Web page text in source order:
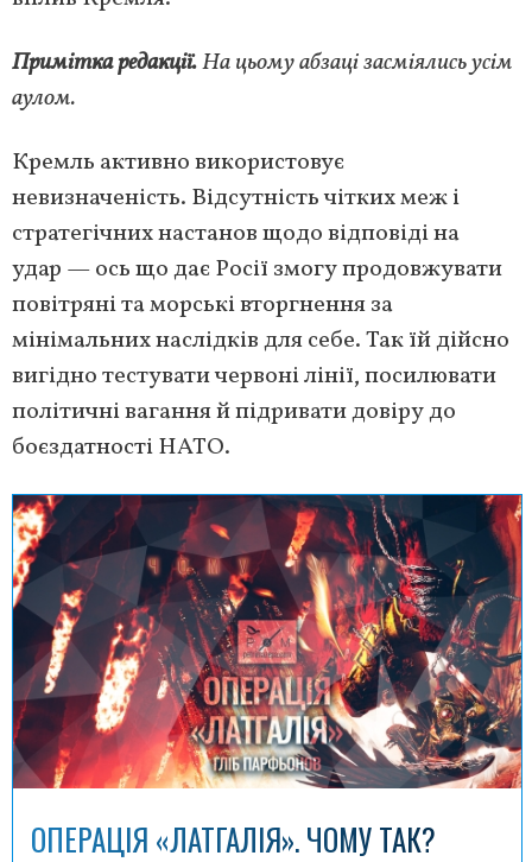
Примітка редакції.На цьому абзаці засміялись усім
аулом.
Кремль активно використовує
невизначеність. Відсутність чітких меж і
стратегічних настанов щодо відповіді на
удар — ось що дає Росії змогу продовжувати
повітряні та морські вторгнення за
мінімальних наслідків для себе. Так їй дійсно
вигідно тестувати червоні лінії, посилювати
політичні вагання й підривати довіру до
боєздатності НАТО.
ОПЕРАЦІЯ «ЛАТГАЛІЯ». ЧОМУ ТАК?